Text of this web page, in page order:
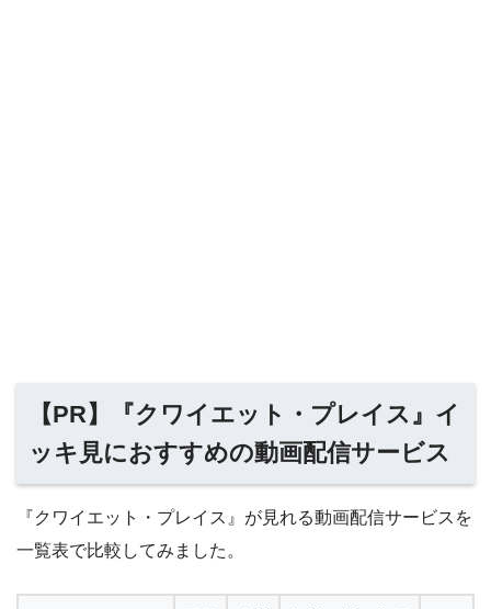
【PR】『クワイエット・プレイス』イ
ッキ見におすすめの動画配信サービス
『クワイエット・プレイス』が見れる動画配信サービスを
一覧表で比較してみました。